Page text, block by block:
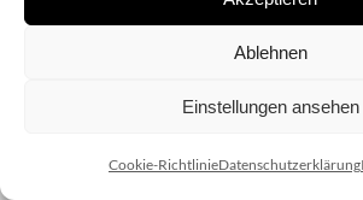
Ablehnen
Einstellungen ansehen
Cookie-RichtlinieDatenschutzerklärung
Copyright 2020 dieSCHAUsteller.at |
| Design: